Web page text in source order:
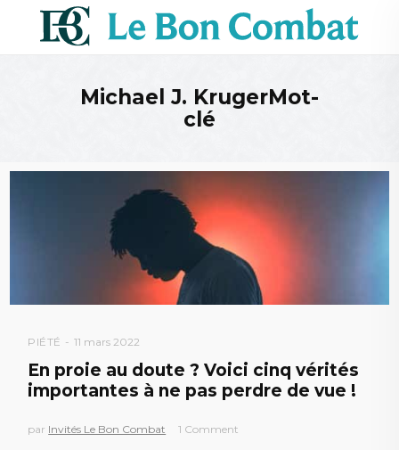
Michael J. KrugerMot-
clé
PIÉTÉ 11 mars 2022
En proie au doute ? Voici cinq vérités
importantes à ne pas perdre de vue !
par Invités Le Bon Combat 1 Comment